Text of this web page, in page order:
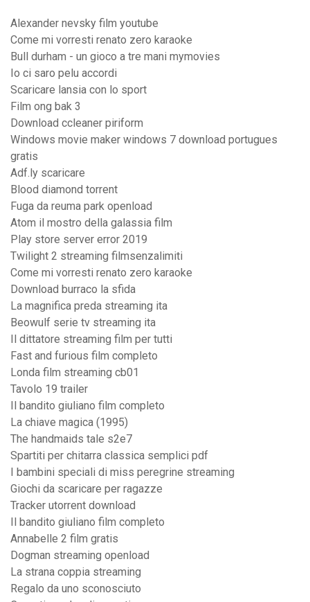
Alexander nevsky film youtube
Come mi vorresti renato zero karaoke
Bull durham - un gioco a tre mani mymovies
Io ci saro pelu accordi
Scaricare lansia con lo sport
Film ong bak 3
Download ccleaner piriform
Windows movie maker windows 7 download portugues
gratis
Adf.ly scaricare
Blood diamond torrent
Fuga da reuma park openload
Atom il mostro della galassia film
Play store server error 2019
Twilight 2 streaming filmsenzalimiti
Come mi vorresti renato zero karaoke
Download burraco la sfida
La magnifica preda streaming ita
Beowulf serie tv streaming ita
Il dittatore streaming film per tutti
Fast and furious film completo
Londa film streaming cb01
Tavolo 19 trailer
Il bandito giuliano film completo
La chiave magica (1995)
The handmaids tale s2e7
Spartiti per chitarra classica semplici pdf
I bambini speciali di miss peregrine streaming
Giochi da scaricare per ragazze
Tracker utorrent download
Il bandito giuliano film completo
Annabelle 2 film gratis
Dogman streaming openload
La strana coppia streaming
Regalo da uno sconosciuto